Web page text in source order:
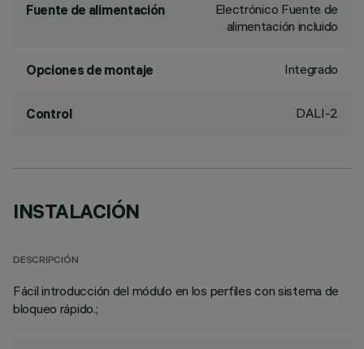
Fuente de alimentación
Electrónico Fuente de
alimentación incluido
Opciones de montaje Integrado
Control DALI-2
INSTALACIÓN
DESCRIPCIÓN
Fácil introducción del módulo en los perfiles con sistema de
bloqueo rápido.;